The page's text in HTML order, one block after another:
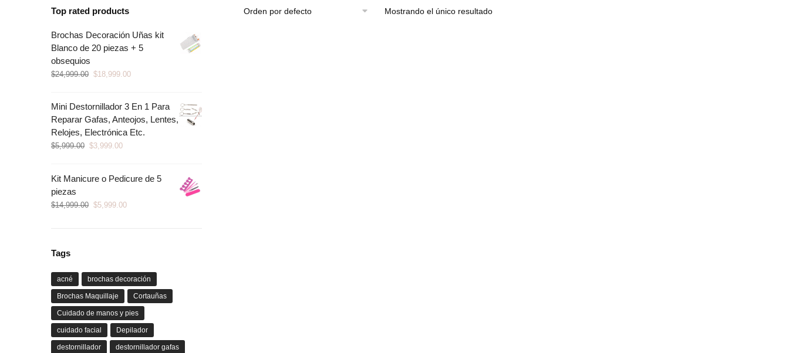
Mostrando el único resultado
Top rated products
Brochas Decoración Uñas kit
Blanco de 20 piezas + 5
obsequios
$24,999.00 $18,999.00
Mini Destornillador 3 En 1 Para
Reparar Gafas, Anteojos, Lentes,
Relojes, Electrónica Etc.
$5,999.00 $3,999.00
Kit Manicure o Pedicure de 5
piezas
$14,999.00 $5,999.00
Tags
acné brochas decoración
Brochas Maquillaje Cortauñas
Cuidado de manos y pies
cuidado facial Depilador
destornillador destornillador gafas